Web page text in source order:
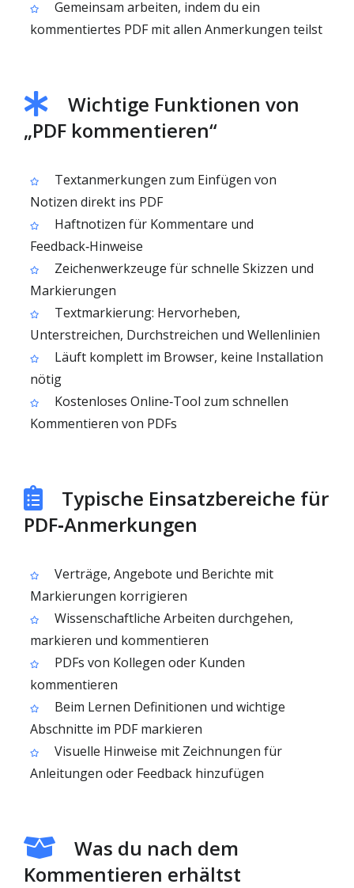
Gemeinsam arbeiten, indem du ein
kommentiertes PDF mit allen Anmerkungen teilst
Wichtige Funktionen von
„PDF kommentieren“
Textanmerkungen zum Einfügen von
Notizen direkt ins PDF
Haftnotizen für Kommentare und
Feedback‑Hinweise
Zeichenwerkzeuge für schnelle Skizzen und
Markierungen
Textmarkierung: Hervorheben,
Unterstreichen, Durchstreichen und Wellenlinien
Läuft komplett im Browser, keine Installation
nötig
Kostenloses Online‑Tool zum schnellen
Kommentieren von PDFs
Typische Einsatzbereiche für
PDF‑Anmerkungen
Verträge, Angebote und Berichte mit
Markierungen korrigieren
Wissenschaftliche Arbeiten durchgehen,
markieren und kommentieren
PDFs von Kollegen oder Kunden
kommentieren
Beim Lernen Definitionen und wichtige
Abschnitte im PDF markieren
Visuelle Hinweise mit Zeichnungen für
Anleitungen oder Feedback hinzufügen
Was du nach dem
Kommentieren erhältst